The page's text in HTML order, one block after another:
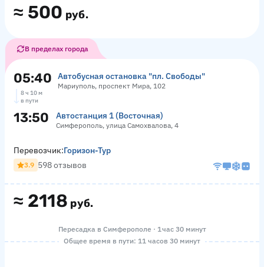
≈ 500 руб.
В пределах города
05:40 Автобусная остановка "пл. Свободы"
Мариуполь, проспект Мира, 102
8 ч 10 м
в пути
13:50 Автостанция 1 (Восточная)
Симферополь, улица Самохвалова, 4
≈ 2118 руб.
Перевозчик:Горизон-Тур
3.9 598 отзывов
Пересадка в Симферополе · 1 час 30 минут
Общее время в пути: 11 часов 30 минут